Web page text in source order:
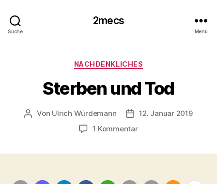
Suche
2mecs
Menü
Kategorien
NACHDENKLICHES
Sterben und Tod
Beitragsautor
Von Ulrich Würdemann Beitragsdatum
12. Januar 2019
1 Kommentarzu